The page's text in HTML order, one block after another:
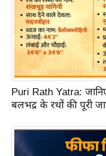
र्म
स्थ
व्र
त
हा
र
Puri Rath Yatra:
बलभद्र के रथों की पूरी